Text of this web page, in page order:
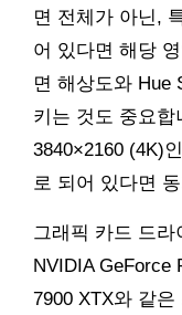
면 전체가 아닌,
어 있다면 해당
면 해상도와 Hue
키는 것도 중요
3840×2160 (4K)
로 되어 있다면
그래픽 카드 드
NVIDIA GeForce
7900 XTX와 같